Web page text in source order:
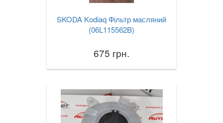
SKODA Kodiaq Фільтр масляний
(06L115562B)
675 грн.